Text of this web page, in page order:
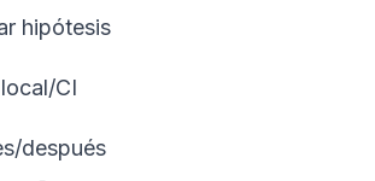
hipótesis
CI
después